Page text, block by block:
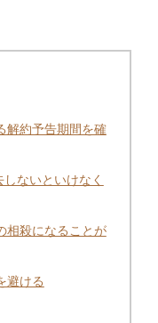
解約予告期間を確
ないといけなく
相殺になることが
避ける